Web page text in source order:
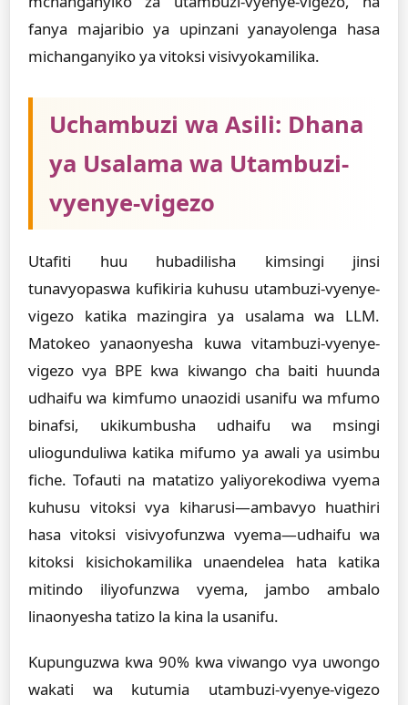
fanya majaribio ya upinzani yanayolenga hasa
michanganyiko ya vitoksi visivyokamilika.
Uchambuzi wa Asili: Dhana
ya Usalama wa Utambuzi-
vyenye-vigezo
Utafiti huu hubadilisha kimsingi jinsi
tunavyopaswa kufikiria kuhusu utambuzi-vyenye-
vigezo katika mazingira ya usalama wa LLM.
Matokeo yanaonyesha kuwa vitambuzi-vyenye-
vigezo vya BPE kwa kiwango cha baiti huunda
udhaifu wa kimfumo unaozidi usanifu wa mfumo
binafsi, ukikumbusha udhaifu wa msingi
uliogunduliwa katika mifumo ya awali ya usimbu
fiche. Tofauti na matatizo yaliyorekodiwa vyema
kuhusu vitoksi vya kiharusi—ambavyo huathiri
hasa vitoksi visivyofunzwa vyema—udhaifu wa
kitoksi kisichokamilika unaendelea hata katika
mitindo iliyofunzwa vyema, jambo ambalo
linaonyesha tatizo la kina la usanifu.
Kupunguzwa kwa 90% kwa viwango vya uwongo
wakati wa kutumia utambuzi-vyenye-vigezo